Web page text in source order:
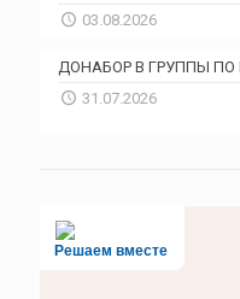
03.08.2026
ДОНАБОР В ГРУППЫ
31.07.2026
Решаем вместе